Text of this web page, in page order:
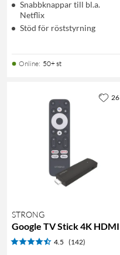
Snabbknappar till bl.a.
Netflix
Stöd för röststyrning
Online: 50+ st
STRONG
Google TV Stick 4K HDMI
4.5 (142)
26